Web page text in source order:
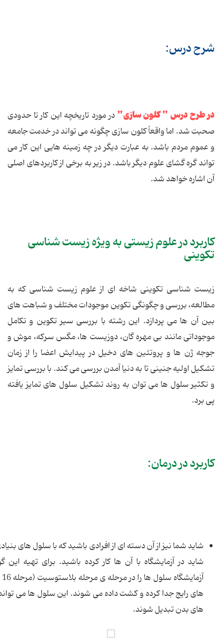
شرح درس:
در طرح درس " کلون سازی"در مورد تاریخچه این کار تا حدودی
صحبت شد. اما واقعاً کلون سازی چگونه می تواند در خدمت جامعه
و عموم مردم باشد. به عبارت دیگر در چه زمینه هایی این کار می
تواند گره گشای علوم دیگر باشد. در زیر به برخی از کاربردهای اصلی
آن اشاره خواهد شد.
کاربرد در علوم زیستی به ویژه زیست شناسی
تکوینی
زیست شناسی تکوینی شاخه ای از علوم زیست شناسی که به
مطالعه، بررسی و چگونگی تکوین موجودات مختلف و شباهت های
بین آن ها می پردازد. این رشته با بررسی سیر تکوین و تکامل
موجوداتی مانند بی مهره گان، دوزیست ها، مگس سرکه، موش و
جوجه ژن ها و پروتئین های دخیل در پیدایش اعضا را از زمان
تشکیل اولیه جنینی تا به دنیا آمدن بررسی می کند. با بررسی تمایز
و تکثیر سلول ها می توان به روند تشکیل سلول های تمایز یافته
پی برد.
کاربرد در درمان:
شاید شما نیز از آن دسته ای از افرادی باشید که با سلول های
شاید در آزمایشگاه با آن ها کار کرده باشید. برای تهیه این
های رایج جدا کرده و کشت داده می شوند. این سلول ها می
های بدن تبدیل شوند.